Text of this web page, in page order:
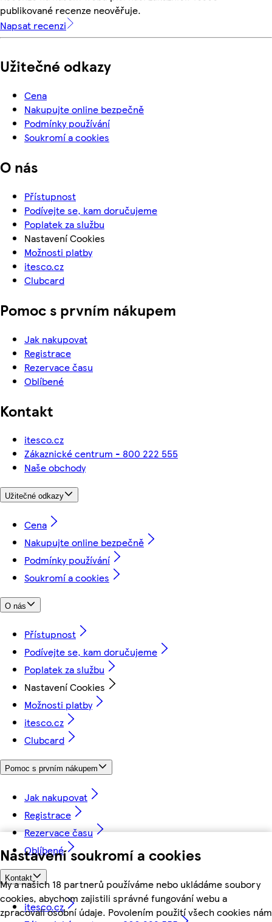
Nastavení soukromí a cookies
My a našich 18 partnerů používáme nebo ukládáme soubory
cookies, abychom zajistili správné fungování webu a
zpracovali osobní údaje. Povolením použití všech cookies nám
publikované recenze neověřuje.
Napsat recenzi
Užitečné odkazy
Cena
Nakupujte online bezpečně
Podmínky používání
Soukromí a cookies
O nás
Přístupnost
Podívejte se, kam doručujeme
Poplatek za službu
Nastavení Cookies
Možnosti platby
itesco.cz
Clubcard
Pomoc s prvním nákupem
Jak nakupovat
Registrace
Rezervace času
Oblíbené
Kontakt
itesco.cz
Zákaznické centrum - 800 222 555
Naše obchody
Užitečné odkazy
Cena
Nakupujte online bezpečně
Podmínky používání
Soukromí a cookies
O nás
Přístupnost
Podívejte se, kam doručujeme
Poplatek za službu
Nastavení Cookies
Možnosti platby
itesco.cz
Clubcard
Pomoc s prvním nákupem
Jak nakupovat
Registrace
Rezervace času
Oblíbené
Kontakt
itesco.cz